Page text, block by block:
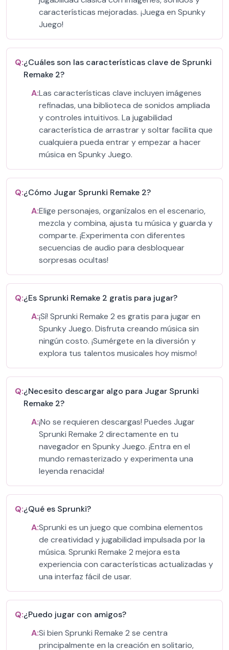
características mejoradas. ¡Juega en Spunky
Juego!
Q:¿Cuáles son las características clave de Sprunki
Remake 2?
A:Las características clave incluyen imágenes
refinadas, una biblioteca de sonidos ampliada
y controles intuitivos. La jugabilidad
característica de arrastrar y soltar facilita que
cualquiera pueda entrar y empezar a hacer
música en Spunky Juego.
Q:¿Cómo Jugar Sprunki Remake 2?
A:Elige personajes, organízalos en el escenario,
mezcla y combina, ajusta tu música y guarda y
comparte. ¡Experimenta con diferentes
secuencias de audio para desbloquear
sorpresas ocultas!
Q:¿Es Sprunki Remake 2 gratis para jugar?
A:¡Sí! Sprunki Remake 2 es gratis para jugar en
Spunky Juego. Disfruta creando música sin
ningún costo. ¡Sumérgete en la diversión y
explora tus talentos musicales hoy mismo!
Q:¿Necesito descargar algo para Jugar Sprunki
Remake 2?
A:¡No se requieren descargas! Puedes Jugar
Sprunki Remake 2 directamente en tu
navegador en Spunky Juego. ¡Entra en el
mundo remasterizado y experimenta una
leyenda renacida!
Q:¿Qué es Sprunki?
A:Sprunki es un juego que combina elementos
de creatividad y jugabilidad impulsada por la
música. Sprunki Remake 2 mejora esta
experiencia con características actualizadas y
una interfaz fácil de usar.
Q:¿Puedo jugar con amigos?
A:Si bien Sprunki Remake 2 se centra
principalmente en la creación en solitario,